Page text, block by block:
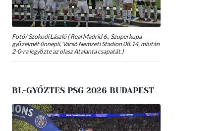
Fotó/ Szokodi László ( Real Madrid 6., Szuperkupa
győzelmét ünnepli, Varsó Nemzeti Stadion 08.14, miután
2-0-ra legyőzte az olasz Atalanta csapatát.)
BL-GYŐZTES PSG 2026 BUDAPEST